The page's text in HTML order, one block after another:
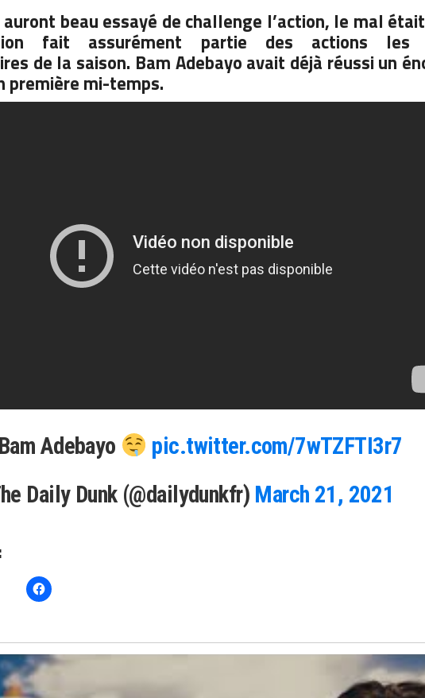
auront beau essayé de challenge l’action, le mal
fait assurément partie des actions les
de la saison. Bam Adebayo avait déjà réussi un
première mi-temps.
Adebayo
pic.twitter.com/7wTZFTI3r7
Daily Dunk (@dailydunkfr) March 21, 2021